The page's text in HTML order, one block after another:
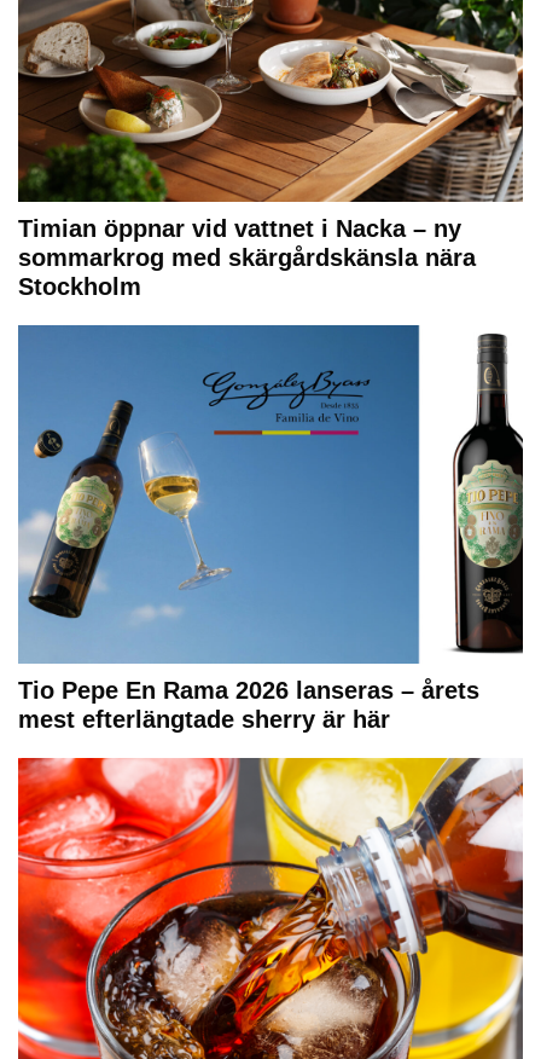
Timian öppnar vid vattnet i Nacka – ny
sommarkrog med skärgårdskänsla nära
Stockholm
Tio Pepe En Rama 2026 lanseras – årets
mest efterlängtade sherry är här